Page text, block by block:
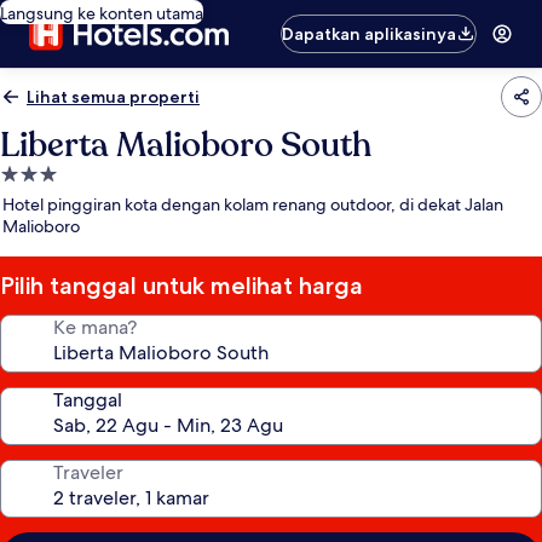
Langsung ke konten utama
Dapatkan aplikasinya
Lihat semua properti
Liberta Malioboro South
Properti
bintang
3.0
Hotel pinggiran kota dengan kolam renang outdoor, di dekat Jalan
Malioboro
Pilih tanggal untuk melihat harga
Ke mana?
Tanggal
Traveler